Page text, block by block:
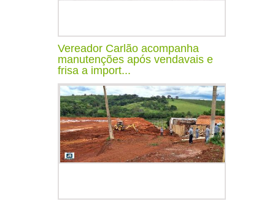
Vereador Carlão acompanha
manutenções após vendavais e
frisa a import...